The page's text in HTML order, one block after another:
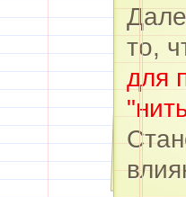
то,
для